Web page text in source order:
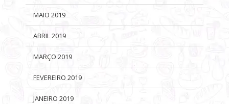
MAIO 2019
ABRIL 2019
MARÇO 2019
FEVEREIRO 2019
JANEIRO 2019